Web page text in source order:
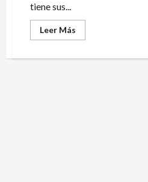
tiene sus...
Leer Más
más
El